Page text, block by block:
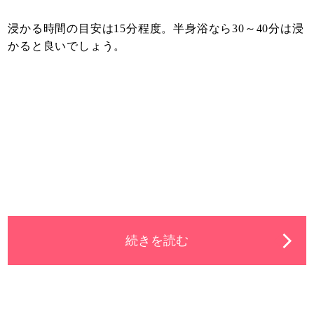
浸かる時間の目安は15分程度。半身浴なら30～40分は浸
かると良いでしょう。
続きを読む